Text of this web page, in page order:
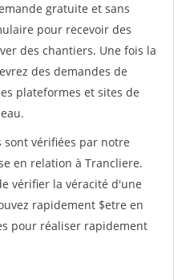
gratuite et sans
pour recevoir des
des chantiers. Une fois la
des demandes de
plateformes et sites de
sont vérifiées par notre
en relation à Trancliere.
vérifier la véracité d'une
rapidement $etre en
pour réaliser rapidement